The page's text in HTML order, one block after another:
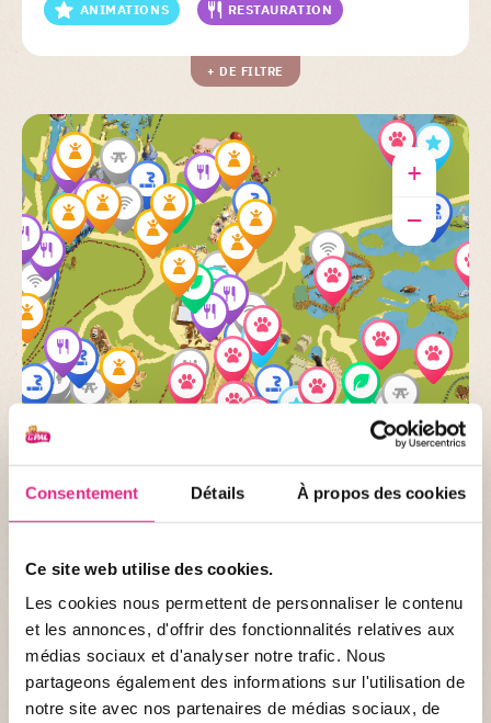
Consentement Détails À propos des cookies
Ce site web utilise des cookies.
Les cookies nous permettent de personnaliser le contenu
et les annonces, d'offrir des fonctionnalités relatives aux
médias sociaux et d'analyser notre trafic. Nous
partageons également des informations sur l'utilisation de
notre site avec nos partenaires de médias sociaux, de
ANIMATIONS RESTAURATION
+ DE FILTRE
+
–